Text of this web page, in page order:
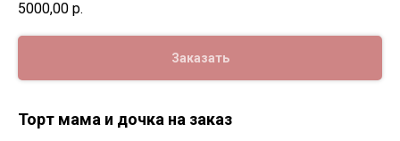
5000,00 р.
Заказать
Торт мама и дочка на заказ